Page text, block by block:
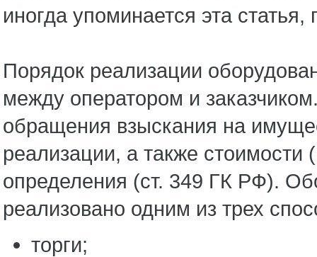
иногда упоминается эта
Порядок реализации
между оператором и
обращения взыскания на
реализации, а также
определения (ст. 349 ГК РФ).
реализовано одним из трех
торги;